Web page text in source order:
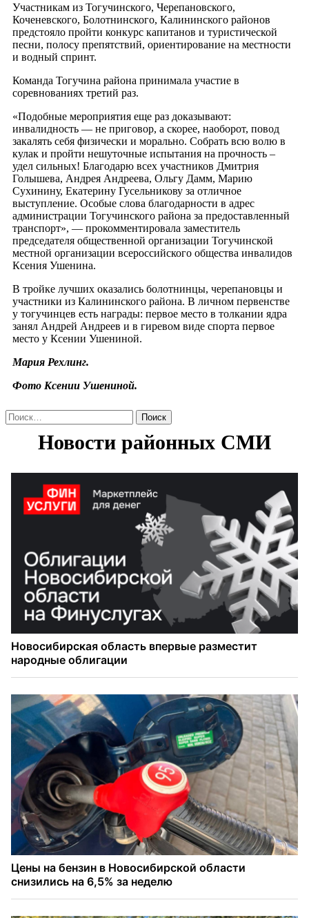
Участникам из Тогучинского, Черепановского,
Коченевского, Болотнинского, Калининского районов
предстояло пройти конкурс капитанов и туристической
песни, полосу препятствий, ориентирование на местности
и водный спринт.
Команда Тогучина района принимала участие в
соревнованиях третий раз.
«Подобные мероприятия еще раз доказывают:
инвалидность — не приговор, а скорее, наоборот, повод
закалять себя физически и морально. Собрать всю волю в
кулак и пройти нешуточные испытания на прочность –
удел сильных! Благодарю всех участников Дмитрия
Голышева, Андрея Андреева, Ольгу Дамм, Марию
Сухинину, Екатерину Гусельникову за отличное
выступление. Особые слова благодарности в адрес
администрации Тогучинского района за предоставленный
транспорт», — прокомментировала заместитель
председателя общественной организации Тогучинской
местной организации всероссийского общества инвалидов
Ксения Ушенина.
В тройке лучших оказались болотнинцы, черепановцы и
участники из Калининского района. В личном первенстве
у тогучинцев есть награды: первое место в толкании ядра
занял Андрей Андреев и в гиревом виде спорта первое
место у Ксении Ушениной.
Мария Рехлинг.
Фото Ксении Ушениной.
Найти: